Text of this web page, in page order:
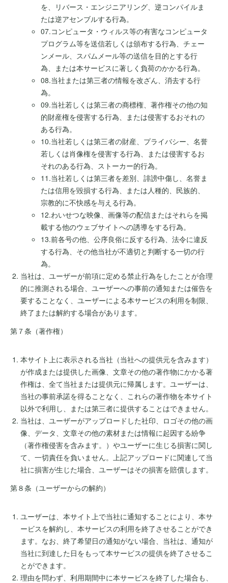
を、リバース・エンジニアリング、逆コンパイルま
たは逆アセンブルする行為。
07.コンピュータ・ウィルス等の有害なコンピュータ
プログラム等を送信若しくは頒布する行為、チェー
ンメール、スパムメール等の送信を目的とする行
為、または本サービスに著しく負荷のかかる行為。
08.当社または第三者の情報を改ざん、消去する行
為。
09.当社若しくは第三者の商標権、著作権その他の知
的財産権を侵害する行為、または侵害するおそれの
ある行為。
10.当社若しくは第三者の財産、プライバシー、名誉
若しくは肖像権を侵害する行為、または侵害するお
それのある行為、ストーカー的行為。
11.当社若しくは第三者を差別、誹謗中傷し、名誉ま
たは信用を毀損する行為、または人種的、民族的、
宗教的に不快感を与える行為。
12.わいせつな映像、画像等の配信またはそれらを掲
載する他のウェブサイトへの誘導をする行為。
13.前各号の他、公序良俗に反する行為、法令に違反
する行為、その他当社が不適切と判断する一切の行
為。
当社は、ユーザーが前項に定める禁止行為をしたことが合理
的に推測される場合、ユーザーへの事前の通知または催告を
要することなく、ユーザーによる本サービスの利用を制限、
終了または解約する場合があります。
第７条（著作権）
本サイト上に表示される当社（当社への提供元を含みます）
が作成または提供した画像、文章その他の著作物にかかる著
作権は、全て当社または提供元に帰属します。ユーザーは、
当社の事前承諾を得ることなく、これらの著作物を本サイト
以外で利用し、または第三者に提供することはできません。
当社は、ユーザーがアップロードした社印、ロゴその他の画
像、データ、文章その他の素材または情報に起因する紛争
（著作権侵害を含みます。）やユーザーに生じる損害に関し
て、一切責任を負いません。上記アップロードに関連して当
社に損害が生じた場合、ユーザーはその損害を賠償します。
第８条（ユーザーからの解約）
ユーザーは、本サイト上で当社に通知することにより、本サ
ービスを解約し、本サービスの利用を終了させることができ
ます。なお、終了希望日の通知がない場合、当社は、通知が
当社に到達した日をもって本サービスの提供を終了させるこ
とができます。
理由を問わず、利用期間中に本サービスを終了した場合も、